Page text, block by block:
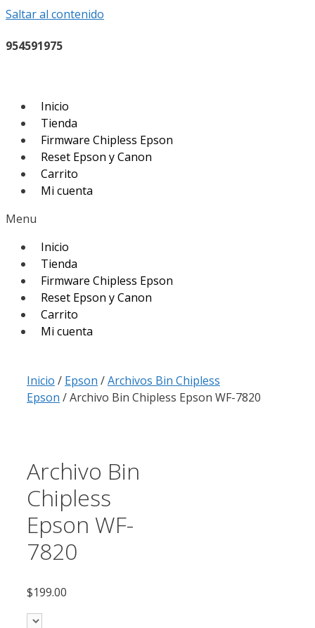
Saltar al contenido
954591975
Inicio
Tienda
Firmware Chipless Epson
Reset Epson y Canon
Carrito
Mi cuenta
Menu
Inicio
Tienda
Firmware Chipless Epson
Reset Epson y Canon
Carrito
Mi cuenta
Inicio / Epson /Archivos Bin Chipless
Epson / Archivo Bin Chipless Epson WF-7820
Archivo Bin
Chipless
Epson WF-
7820
$199.00